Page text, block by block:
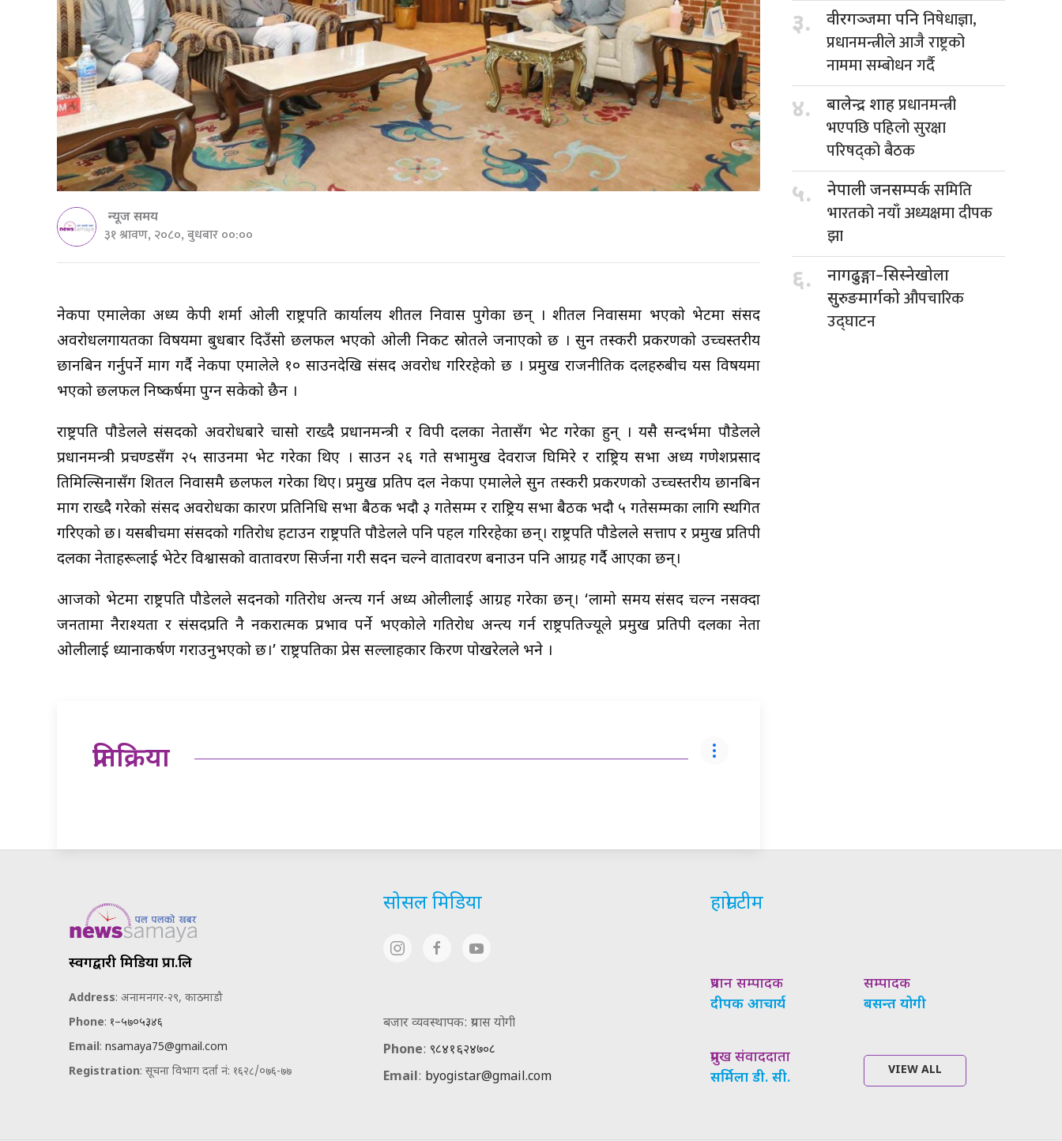
न्यूज समय
३१ श्रावण, २०८०, बुधबार ००:००
नेकपा एमालेका अध्यक्ष केपी शर्मा ओली राष्ट्रपति कार्यालय शीतल निवास पुगेका छन् । शीतल निवासमा भएको भेटमा संसद
अवरोधलगायतका विषयमा बुधबार दिउँसो छलफल भएको ओली निकट स्रोतले जनाएको छ । सुन तस्करी प्रकरणको उच्चस्तरीय
छानबिन गर्नुपर्ने माग गर्दै नेकपा एमालेले १० साउनदेखि संसद अवरोध गरिरहेको छ । प्रमुख राजनीतिक दलहरुबीच यस विषयमा
भएको छलफल निष्कर्षमा पुग्न सकेको छैन ।
राष्ट्रपति पौडेलले संसदको अवरोधबारे चासो राख्दै प्रधानमन्त्री र विपक्षी दलका नेतासँग भेट गरेका हुन् । यसै सन्दर्भमा पौडेलले
प्रधानमन्त्री प्रचण्डसँग २५ साउनमा भेट गरेका थिए । साउन २६ गते सभामुख देवराज घिमिरे र राष्ट्रिय सभा अध्यक्ष गणेशप्रसाद
तिमिल्सिनासँग शितल निवासमै छलफल गरेका थिए। प्रमुख प्रतिपक्ष दल नेकपा एमालेले सुन तस्करी प्रकरणको उच्चस्तरीय छानबिन
माग राख्दै गरेको संसद अवरोधका कारण प्रतिनिधि सभा बैठक भदौ ३ गतेसम्म र राष्ट्रिय सभा बैठक भदौ ५ गतेसम्मका लागि स्थगित
गरिएको छ। यसबीचमा संसदको गतिरोध हटाउन राष्ट्रपति पौडेलले पनि पहल गरिरहेका छन्। राष्ट्रपति पौडेलले सत्तापक्ष र प्रमुख प्रतिपक्षी
दलका नेताहरूलाई भेटेर विश्वासको वातावरण सिर्जना गरी सदन चल्ने वातावरण बनाउन पनि आग्रह गर्दै आएका छन्।
आजको भेटमा राष्ट्रपति पौडेलले सदनको गतिरोध अन्त्य गर्न अध्यक्ष ओलीलाई आग्रह गरेका छन्। ‘लामो समय संसद चल्न नसक्दा
जनतामा नैराश्यता र संसदप्रति नै नकरात्मक प्रभाव पर्ने भएकोले गतिरोध अन्त्य गर्न राष्ट्रपतिज्यूले प्रमुख प्रतिपक्षी दलका नेता
ओलीलाई ध्यानाकर्षण गराउनुभएको छ।’ राष्ट्रपतिका प्रेस सल्लाहकार किरण पोखरेलले भने ।
प्रतिक्रिया
३. वीरगञ्जमा पनिनिषेधाज्ञा,
प्रधानमन्त्रीले आजै राष्ट्रको
नाममा सम्बोधन गर्दै
४. बालेन्द्र शाहप्रधानमन्त्री
भएपछि पहिलो सुरक्षा
परिषद्को बैठक
५. नेपाली जनसम्पर्कसमिति
भारतको नयाँ अध्यक्षमा दीपक
झा
६.
नागढुङ्गा–सिस्नेखोला
सुरुङमार्गकोऔपचारिक
उद्घाटन
स्वर्गद्वारी मिडिया प्रा.लि
Address: अनामनगर-२९, काठमाडौ
Phone: १–५७०५३४६
Email: nsamaya75@gmail.com
Registration: सूचना विभाग दर्ता नं: १६२८/०७६-७७
सोसल मिडिया
बजार व्यवस्थापक: प्रयास योगी
Phone: ९८४१६२४७०८
Email: byogistar@gmail.com
हाम्रो टीम
प्रधान सम्पादक
दीपक आचार्य
सम्पादक
बसन्त योगी
प्रमुख संवाददाता
सर्मिला डी. सी.
VIEW ALL